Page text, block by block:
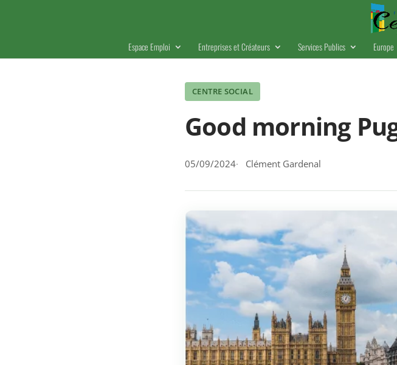
Espace Emploi Entreprises et Créateurs Services Publics Europe
CENTRE SOCIAL
Good morning
05/09/2024 Clément Gardenal